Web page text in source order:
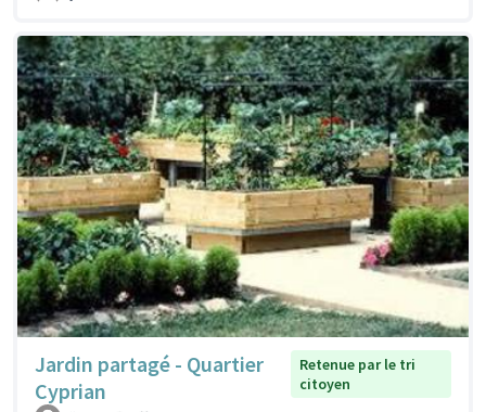
Jardin partagé - Quartier
Cyprian
Retenue par le tri
citoyen